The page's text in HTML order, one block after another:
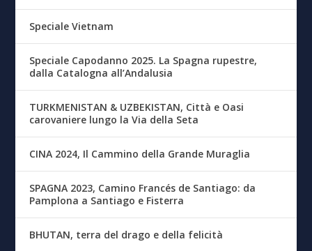
Speciale Vietnam
Speciale Capodanno 2025. La Spagna rupestre,
dalla Catalogna all’Andalusia
TURKMENISTAN & UZBEKISTAN, Città e Oasi
carovaniere lungo la Via della Seta
CINA 2024, Il Cammino della Grande Muraglia
SPAGNA 2023, Camino Francés de Santiago: da
Pamplona a Santiago e Fisterra
BHUTAN, terra del drago e della felicità